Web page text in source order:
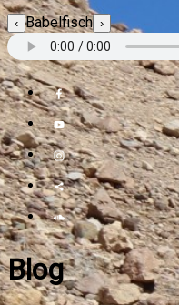
‹ Babelfisch ›
Blog